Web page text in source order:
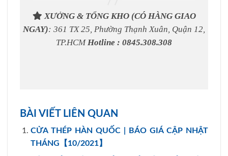
XƯỞNG & TỔNG KHO (CÓ HÀNG GIAO
NGAY): 361 TX 25, Phường Thạnh Xuân, Quận 12,
TP.HCMHotline : 0845.308.308
BÀI VIẾT LIÊN QUAN
CỬA THÉP HÀN QUỐC | BÁO GIÁ CẬP NHẬT
THÁNG【10/2021】